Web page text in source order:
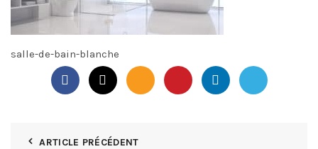
salle-de-bain-blanche
ARTICLE PRÉCÉDENT